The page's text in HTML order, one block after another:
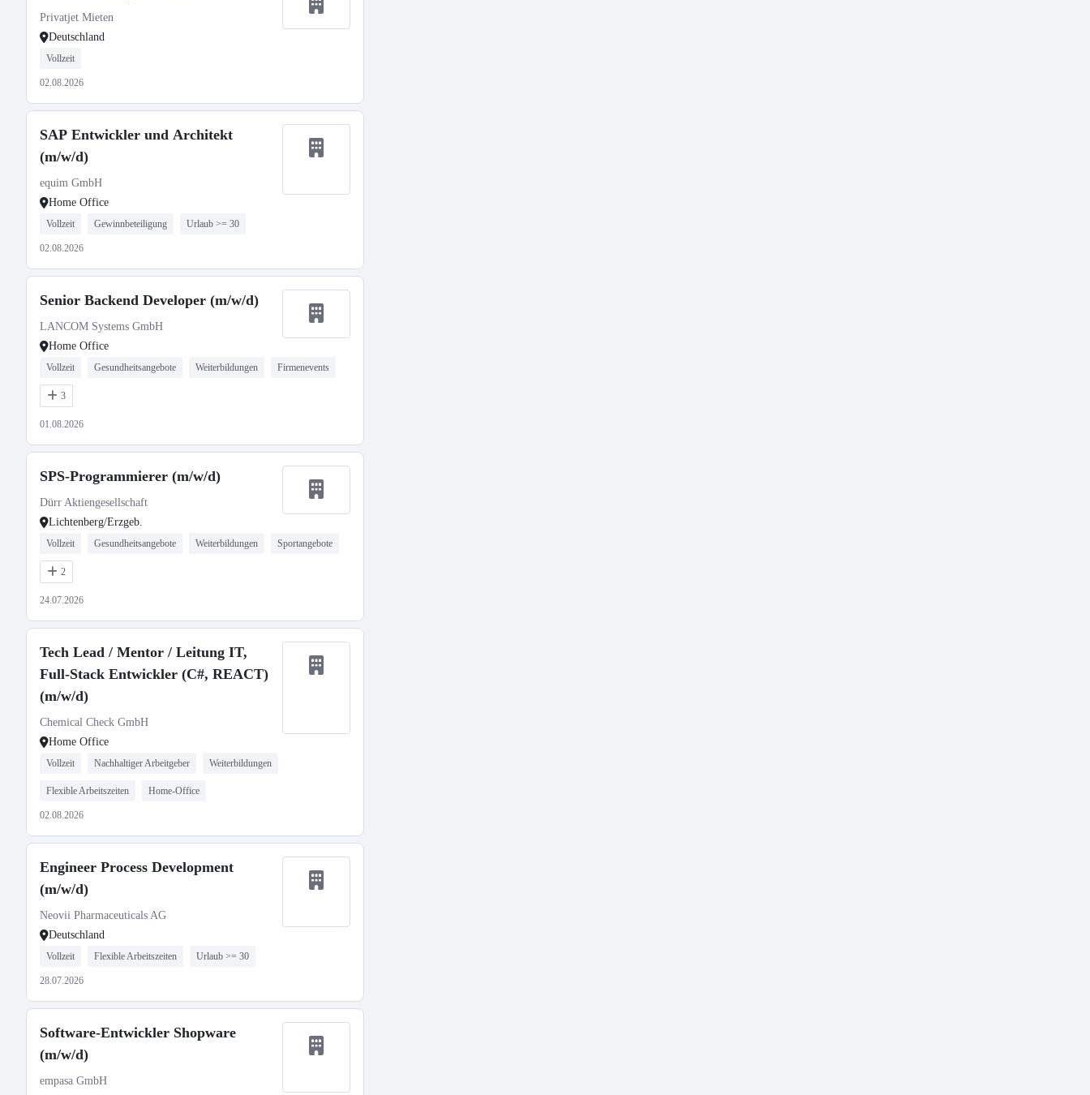
Privatjet Mieten
Deutschland
Vollzeit
02.08.2026
SAP Entwickler und Architekt
(m/w/d)
equim GmbH
Home Office
Vollzeit Gewinnbeteiligung Urlaub >= 30
02.08.2026
Senior Backend Developer (m/w/d)
LANCOM Systems GmbH
Home Office
Vollzeit Gesundheitsangebote Weiterbildungen Firmenevents
3
01.08.2026
SPS-Programmierer (m/w/d)
Dürr Aktiengesellschaft
Lichtenberg/Erzgeb.
Vollzeit Gesundheitsangebote Weiterbildungen Sportangebote
2
24.07.2026
Tech Lead / Mentor / Leitung IT,
Full-Stack Entwickler (C#, REACT)
(m/w/d)
Chemical Check GmbH
Home Office
Vollzeit Nachhaltiger Arbeitgeber Weiterbildungen
Flexible Arbeitszeiten Home-Office
02.08.2026
Engineer Process Development
(m/w/d)
Neovii Pharmaceuticals AG
Deutschland
Vollzeit Flexible Arbeitszeiten Urlaub >= 30
28.07.2026
Software-Entwickler Shopware
(m/w/d)
empasa GmbH